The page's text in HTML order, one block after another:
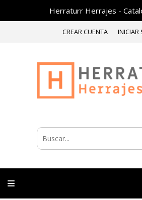
Herraturr Herrajes -
CREAR CUENTA INICIAR